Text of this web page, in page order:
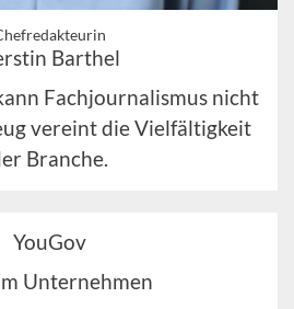
Barthel
Fachjournalismus nicht
vereint die Vielfältigkeit
Branche.
YouGov
Unternehmen